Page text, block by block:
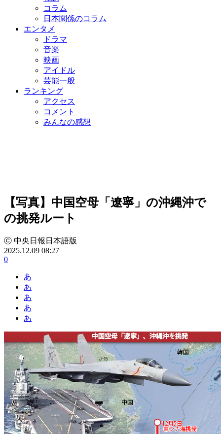
コラム
日本関係のコラム
エンタメ
ドラマ
音楽
映画
アイドル
芸能一般
ランキング
アクセス
コメント
みんなの感想
【写真】中国空母「遼寧」の沖縄沖で
の挑発ルート
ⓒ 中央日報日本語版
2025.12.09 08:27
0
あ
あ
あ
あ
あ